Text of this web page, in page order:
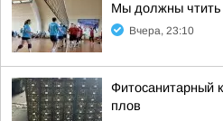
Мы должны чтить
Вчера, 23:10
Фитосанитарный
плов